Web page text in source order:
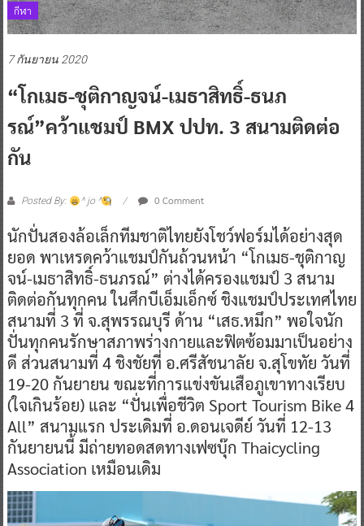
กีฬา
7 กันยายน 2020
“โกเมธ-ชุติกาญจน์-เมธาสิทธิ์-ธนภ
รณ์”คว้าแชมป์ BMX ปปท. 3 สนามติดต่อ
กัน
Posted By: ^ jo ^ 0 Comment
นักปั่นสองล้อเล็กทีมชาติไทยยังโชว์ฟอร์มได้อย่างสุด
ยอด พาเหรดคว้าแชมป์กันถ้วนหน้า “โกเมธ-ชุติกาญ
จน์-เมธาสิทธิ์-ธนภรณ์” ต่างได้ครองแชมป์ 3 สนาม
ติดต่อกันทุกคน ในศึกบีเอ็มเอ็กซ์ ชิงแชมป์ประเทศไทย
สนามที่ 3 ที่ จ.สุพรรณบุรี ด้าน “เสธ.หมึก” พอใจนัก
ปั่นทุกคนรักษาสภาพร่างกายและฟิตซ้อมมาเป็นอย่าง
ดี ส่วนสนามที่ 4 ชิงชัยที่ อ.ศรีสัชนาลัย จ.สุโขทัย วันที่
19-20 กันยายน ขณะที่การแข่งขันเสือภูเขาทางเรียบ
(ใจเกินร้อย) และ “ปั่นเพื่อชีวิต Sport Tourism Bike 4
All” สนามแรก ประเดิมที่ อ.ดอนเจดีย์ วันที่ 12-13
กันยายนนี้ มีถ่ายทอดสดทางเฟซบุ๊ก Thaicycling
Association เหมือนเดิม